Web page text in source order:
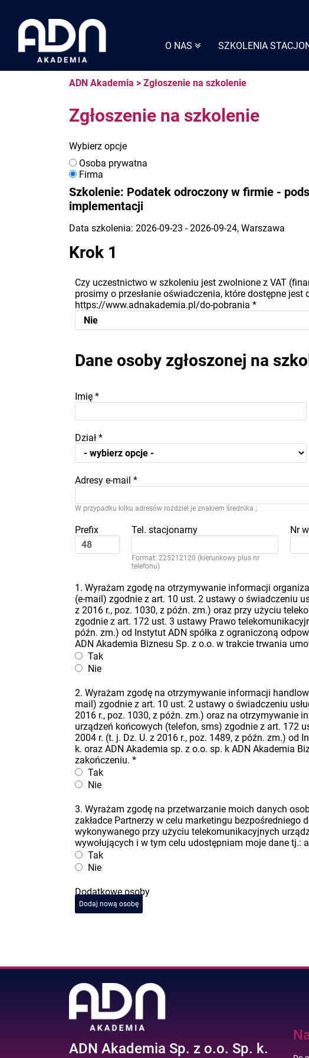
O NAS SZKOLENIA
content
ADN Akademia > Zgłoszenie na szkolenie
Zgłoszenie na szkolenie
Wybierz opcje
Osoba prywatna
Firma
Szkolenie: Podatek odroczony w firmie -
implementacji
Data szkolenia: 2026-09-23 - 2026-09-24, Warszawa
Krok 1
Czy uczestnictwo w szkoleniu jest zwolnione z VAT
prosimy o przesłanie oświadczenia, które dostępne
https://www.adnakademia.pl/do-pobrania *
Dane osoby zgłoszonej na
Imię *
Dział *
Adresy e-mail *
W przypadku kilku adresów rozdziel je znakiem średnika ;
Prefix Tel. stacjonarny
Format: 225212120 (kierunkowy plus nr
telefonu)
Nr
1. Wyrażam zgodę na otrzymywanie informacji
(e-mail) zgodnie z art. 10 ust. 2 ustawy o świadczeniu
z 2016 r., poz. 1030, z późn. zm.) oraz przy użyciu
zgodnie z art. 172 ust. 3 ustawy Prawo
późn. zm.) od Instytut ADN spółka z ograniczoną
ADN Akademia Biznesu Sp. z o.o. w trakcie trwania
Tak
Nie
2. Wyrażam zgodę na otrzymywanie informacji
mail) zgodnie z art. 10 ust. 2 ustawy o świadczeniu
2016 r., poz. 1030, z późn. zm.) oraz na otrzymywanie
urządzeń końcowych (telefon, sms) zgodnie z art. 172
2004 r. (t. j. Dz. U. z 2016 r., poz. 1489, z późn. zm.) od
k. oraz ADN Akademia sp. z o.o. sp. k ADN Akademia
zakończeniu. *
Tak
Nie
3. Wyrażam zgodę na przetwarzanie moich danych
zakładce Partnerzy w celu marketingu bezpośredniego
wykonywanego przy użyciu telekomunikacyjnych
wywołujących i w tym celu udostępniam moje dane tj.:
Tak
Nie
Dodatkowe osoby
Dodaj nową osobę
ADN Akademia Sp. z o.o. Sp. k.